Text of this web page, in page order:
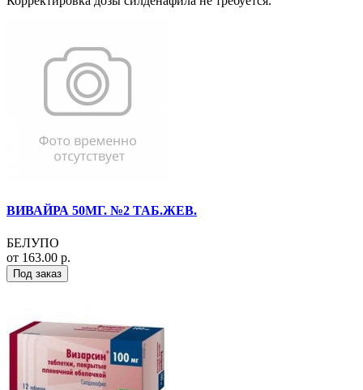
ВИВАЙРА 50МГ. №2 ТАБ.ЖЕВ.
БЕЛУПО
от 163.00 р.
Под заказ